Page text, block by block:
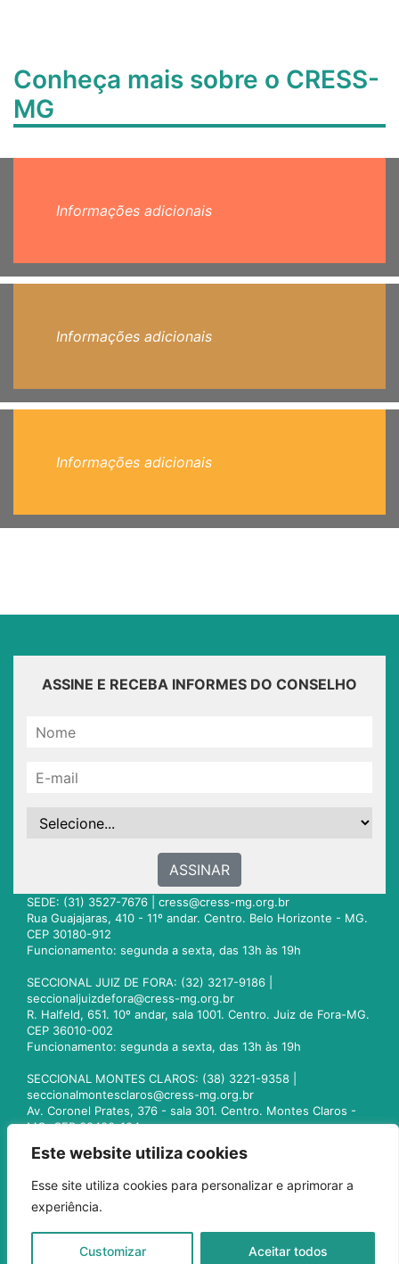
Este website utiliza cookies
Esse site utiliza cookies para personalizar e aprimorar a
experiência.
Customizar Aceitar todos
Conheça mais sobre o CRESS-
MG
Informações adicionais
Informações adicionais
Informações adicionais
ASSINE E RECEBA INFORMES DO CONSELHO
ASSINAR
SEDE: (31) 3527-7676 | cress@cress-mg.org.br
Rua Guajajaras, 410 - 11º andar. Centro. Belo Horizonte - MG.
CEP 30180-912
Funcionamento: segunda a sexta, das 13h às 19h
SECCIONAL JUIZ DE FORA: (32) 3217-9186 |
seccionaljuizdefora@cress-mg.org.br
R. Halfeld, 651. 10º andar, sala 1001. Centro. Juiz de Fora-MG.
CEP 36010-002
Funcionamento: segunda a sexta, das 13h às 19h
SECCIONAL MONTES CLAROS: (38) 3221-9358 |
seccionalmontesclaros@cress-mg.org.br
Av. Coronel Prates, 376 - sala 301. Centro. Montes Claros -
MG. CEP 39400-104
seccionaluberlandia@cress-mg.org.br
Av. Afonso Pena, 547 - sala 101. Uberlândia - MG. CEP